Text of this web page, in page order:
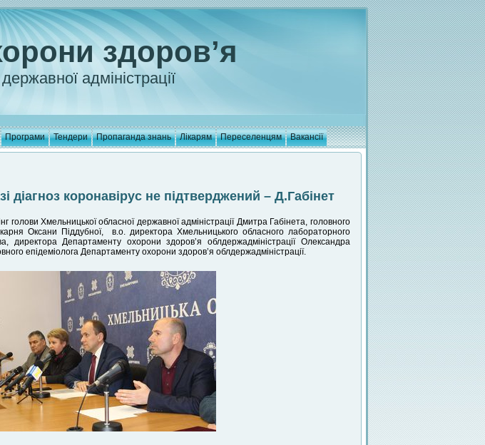
здоров’я
адміністрації
Програми Тендери Пропаганда знань Лікарям Переселенцям Вакансії
діагноз коронавірус не підтверджений – Д.Габінет
голови Хмельницької обласної державної адміністрації Дмитра Габінета, головного
Оксани Піддубної, в.о. директора Хмельницького обласного лабораторного
Департаменту охорони здоров’я облдержадміністрації Олександра
епідеміолога Департаменту охорони здоров’я облдержадміністрації.